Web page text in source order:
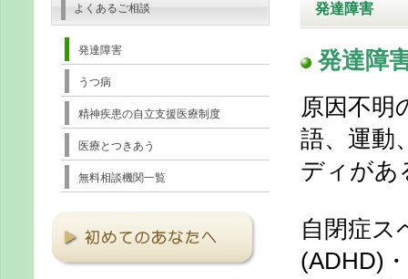
発達障害
発達障
原因不明
語、運動
ディがあ
自閉症ス
(ADHD)
よくあるご相談
発達障害
うつ病
精神疾患の自立支援医療制度
医療とつきあう
無料相談機関一覧